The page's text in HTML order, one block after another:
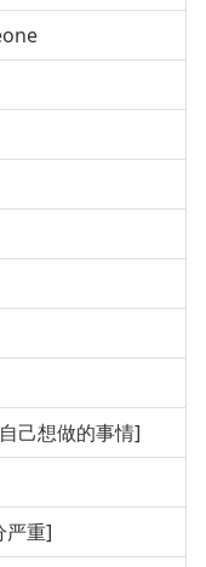
己想做的事情]
严重]